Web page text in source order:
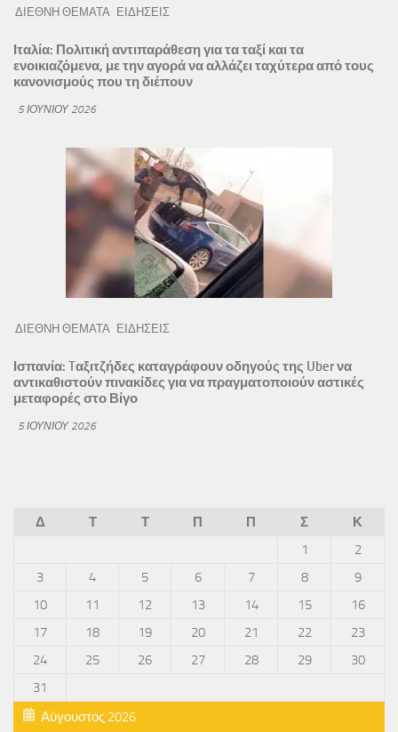
ΔΙΕΘΝΗ ΘΕΜΑΤΑ ΕΙΔΗΣΕΙΣ
Ιταλία: Πολιτική αντιπαράθεση για τα ταξί και τα
ενοικιαζόμενα, με την αγορά να αλλάζει ταχύτερα από τους
κανονισμούς που τη διέπουν
5 ΙΟΥΝΊΟΥ 2026
ΔΙΕΘΝΗ ΘΕΜΑΤΑ ΕΙΔΗΣΕΙΣ
Ισπανία: Tαξιτζήδες καταγράφουν οδηγούς της Uber να
αντικαθιστούν πινακίδες για να πραγματοποιούν αστικές
μεταφορές στο Βίγο
5 ΙΟΥΝΊΟΥ 2026
Αύγουστος 2026
Δ Τ Τ Π Π Σ
Κ
1
2
3
4 5 6 7 8
9
10
11 12 13 14 15
16
17
18 19 20 21 22
23
24
25 26 27 28 29
30
31